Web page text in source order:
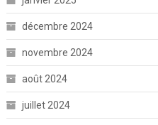
décembre 2024
novembre 2024
août 2024
juillet 2024